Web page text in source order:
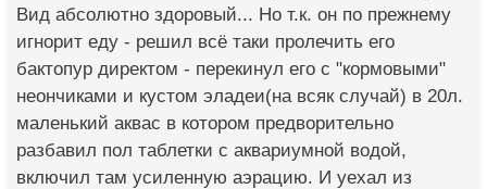
Вид абсолютно здоровый... Но т.к. он по прежнему
игнорит еду - решил всё таки пролечить его
бактопур директом - перекинул его с "кормовыми"
неончиками и кустом эладеи(на всяк случай) в 20л.
маленький аквас в котором предворительно
разбавил пол таблетки с аквариумной водой,
включил там усиленную аэрацию. И уехал из